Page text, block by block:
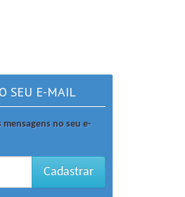
SEU E-MAIL
mensagens no seu e-
Cadastrar